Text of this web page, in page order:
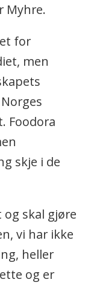
Myhre.
for
men
Foodora
skje i de
skal gjøre
vi har ikke
heller
og er